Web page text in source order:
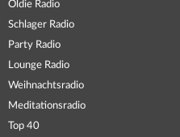
Oldie Radio
Schlager Radio
Party Radio
Lounge Radio
Weihnachtsradio
Meditationsradio
Top 40